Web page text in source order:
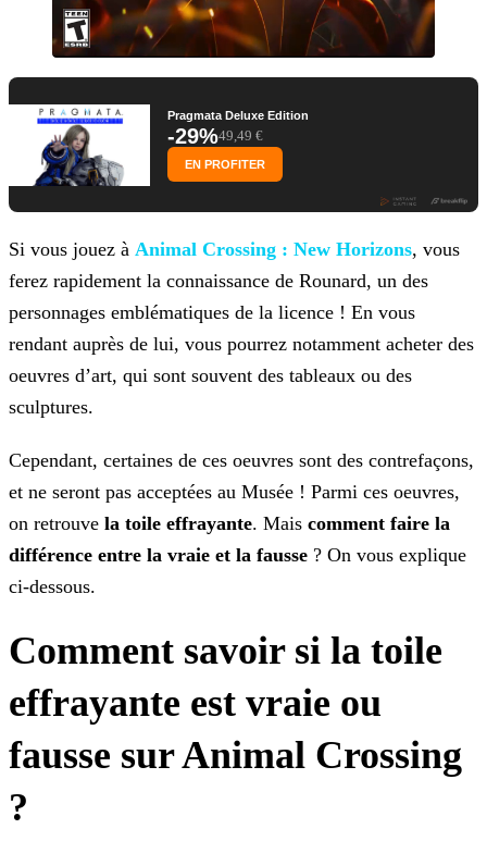
Pragmata Deluxe Edition
-29%49,49 €
EN PROFITER
Si vous jouez à Animal Crossing : New Horizons, vous
ferez rapidement la connaissance de Rounard, un des
personnages emblématiques de la licence ! En vous
rendant auprès de lui, vous pourrez notamment acheter des
oeuvres d’art, qui sont souvent des tableaux ou des
sculptures.
Cependant, certaines de ces oeuvres sont des contrefaçons,
et ne seront pas acceptées au Musée ! Parmi ces oeuvres,
on retrouve la toile effrayante. Mais comment faire la
différence entre la vraie et la fausse ? On vous explique
ci-dessous.
Comment savoir si la toile
effrayante est vraie ou
fausse sur Animal Crossing
?